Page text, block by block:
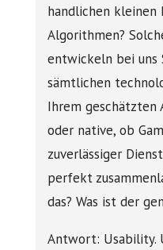
handlichen
Algorithmen?
entwickeln bei uns
sämtlichen
Ihrem geschätzten
oder native, ob
zuverlässiger
perfekt
das? Was ist der
Antwort: Usability.